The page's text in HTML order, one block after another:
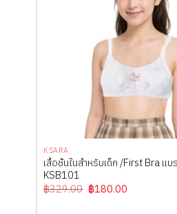
KSARA
เสื้อชั้นในสำหรับเด็ก /First Bra แ
KSB101
฿329.00 Original
price
฿180.00Current